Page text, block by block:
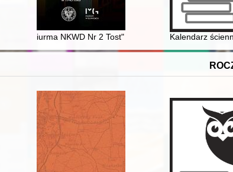
Powstańców Wielkopolskich Koło w Gorzowie
iurma NKWD Nr 2 Tost" : sowieckie więzienie w
Kalendarz